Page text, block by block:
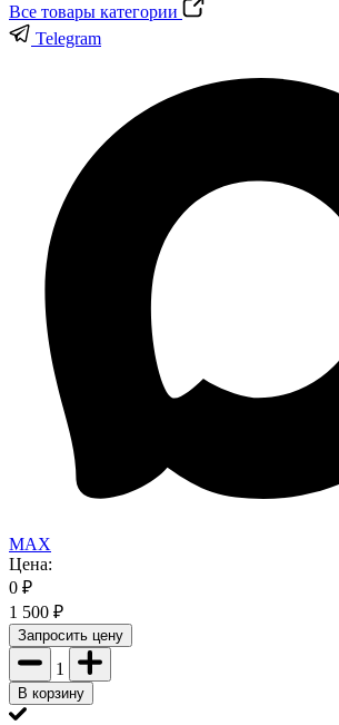
Все товары категории
Telegram
MAX
Цена:
0 ₽
1 500 ₽
Запросить цену
1
В корзину